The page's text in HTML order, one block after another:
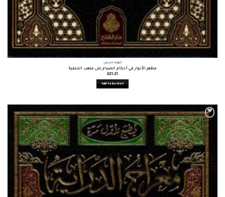
الفقه الحنفي
مظهر الأنوار في أحكام الصيام على مذهب الحنفية
£21.21
Add to basket